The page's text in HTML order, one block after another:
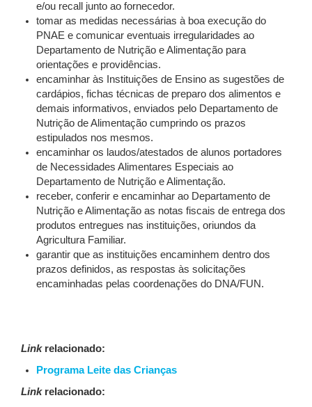
e/ou recall junto ao fornecedor.
tomar as medidas necessárias à boa execução do
PNAE e comunicar eventuais irregularidades ao
Departamento de Nutrição e Alimentação para
orientações e providências.
encaminhar às Instituições de Ensino as sugestões de
cardápios, fichas técnicas de preparo dos alimentos e
demais informativos, enviados pelo Departamento de
Nutrição de Alimentação cumprindo os prazos
estipulados nos mesmos.
encaminhar os laudos/atestados de alunos portadores
de Necessidades Alimentares Especiais ao
Departamento de Nutrição e Alimentação.
receber, conferir e encaminhar ao Departamento de
Nutrição e Alimentação as notas fiscais de entrega dos
produtos entregues nas instituições, oriundos da
Agricultura Familiar.
garantir que as instituições encaminhem dentro dos
prazos definidos, as respostas às solicitações
encaminhadas pelas coordenações do DNA/FUN.
Linkrelacionado:
Programa Leite das Crianças
Linkrelacionado: